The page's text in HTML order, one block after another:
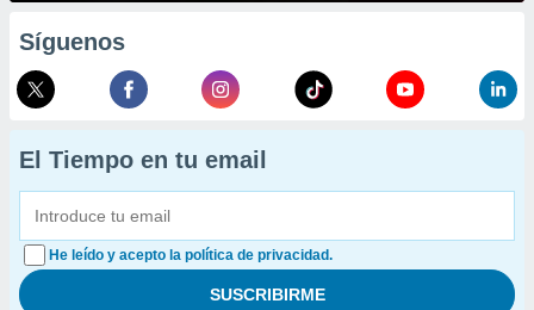
Síguenos
El Tiempo en tu email
He leído y acepto la política de privacidad.